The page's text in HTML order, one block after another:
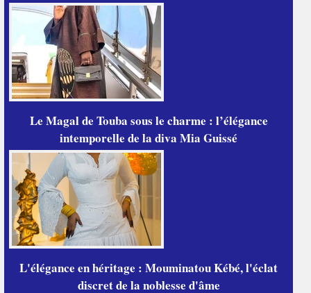
Le Magal de Touba sous le charme : l’élégance
intemporelle de la diva Mia Guissé
L'élégance en héritage : Mouminatou Kébé, l'éclat
discret de la noblesse d'âme